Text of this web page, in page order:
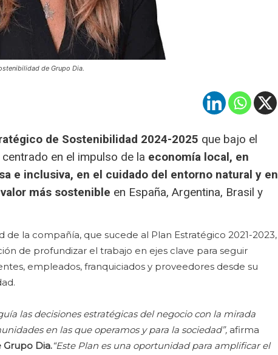
de Grupo Dia.
de Sostenibilidad 2024-2025 que bajo el
en el impulso de la economía local, en
e inclusiva, en el cuidado del entorno natural y en
más sostenible en España, Argentina, Brasil y
de la compañía, que sucede al Plan Estratégico 2021-2023,
de profundizar el trabajo en ejes clave para seguir
empleados, franquiciados y proveedores desde su
las decisiones estratégicas del negocio con la mirada
en las que operamos y para la sociedad”, afirma
Grupo Dia.“Este Plan es una oportunidad para amplificar el